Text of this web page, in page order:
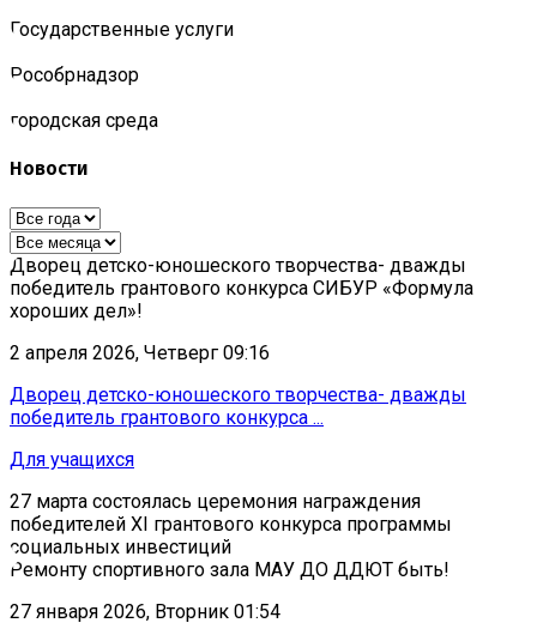
Государственные услуги
Роcобрнадзор
городская среда
Новости
Дворец детско-юношеского творчества- дважды
победитель грантового конкурса СИБУР «Формула
хороших дел»!
2 апреля 2026, Четверг 09:16
Дворец детско-юношеского творчества- дважды
победитель грантового конкурса ...
Для учащихся
27 марта состоялась церемония награждения
победителей XI грантового конкурса программы
социальных инвестиций
Ремонту спортивного зала МАУ ДО ДДЮТ быть!
27 января 2026, Вторник 01:54